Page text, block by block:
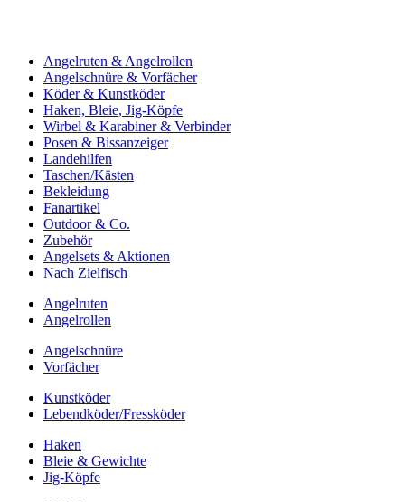
Angelruten & Angelrollen
Angelschnüre & Vorfächer
Köder & Kunstköder
Haken, Bleie, Jig-Köpfe
Wirbel & Karabiner & Verbinder
Posen & Bissanzeiger
Landehilfen
Taschen/Kästen
Bekleidung
Fanartikel
Outdoor & Co.
Zubehör
Angelsets & Aktionen
Nach Zielfisch
Angelruten
Angelrollen
Angelschnüre
Vorfächer
Kunstköder
Lebendköder/Fressköder
Haken
Bleie & Gewichte
Jig-Köpfe